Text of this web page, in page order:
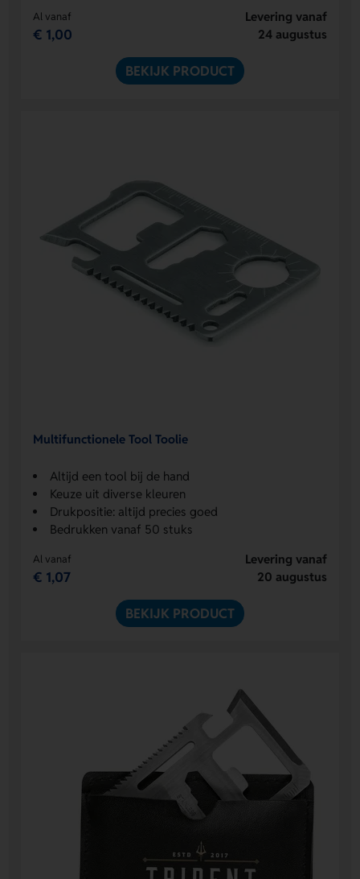
Al vanaf
€ 1,00
Levering vanaf
24 augustus
BEKIJK PRODUCT
Multifunctionele Tool Toolie
Altijd een tool bij de hand
Keuze uit diverse kleuren
Drukpositie: altijd precies goed
Bedrukken vanaf 50 stuks
Al vanaf
€ 1,07
Levering vanaf
20 augustus
BEKIJK PRODUCT